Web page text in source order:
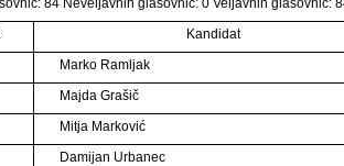
84 Neveljavnih glasovnic: 0 Veljavnih glasovnic:
Kandidat
Marko Ramljak
Majda Grašič
Mitja Marković
Damijan Urbanec